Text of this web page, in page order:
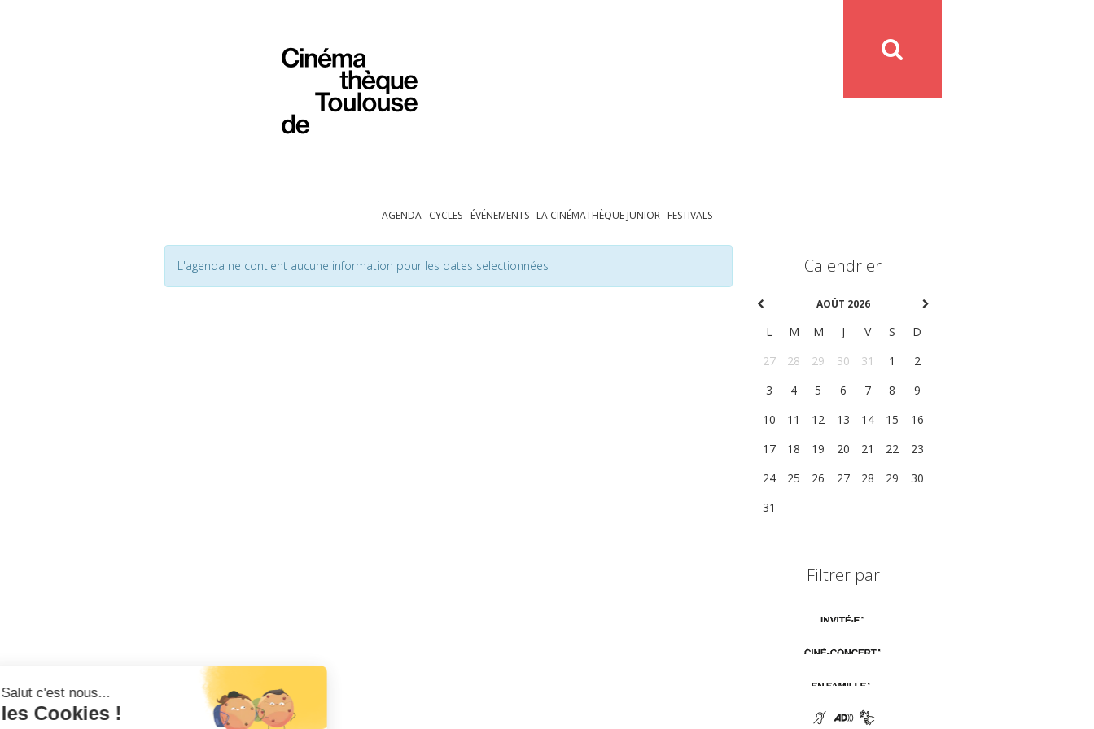
AGENDA CYCLES ÉVÉNEMENTS LA CINÉMATHÈQUE JUNIOR FESTIVALS
L'agenda ne contient aucune information pour les dates selectionnées Calendrier
AOÛT 2026
L M M J V S
D
27
28 29 30 31 1
2
3
4 5 6 7 8
9
10
11 12 13 14 15
16
17
18 19 20 21 22
23
24
25 26 27 28 29
30
31
Filtrer par